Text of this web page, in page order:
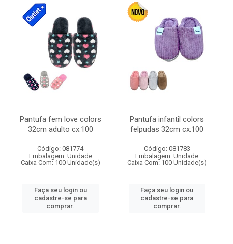
Pantufa fem love colors
32cm adulto cx:100
Código: 081774
Embalagem: Unidade
Caixa Com: 100 Unidade(s)
Faça seu login ou
cadastre-se para
comprar.
Pantufa infantil colors
felpudas 32cm cx:100
Código: 081783
Embalagem: Unidade
Caixa Com: 100 Unidade(s)
Faça seu login ou
cadastre-se para
comprar.